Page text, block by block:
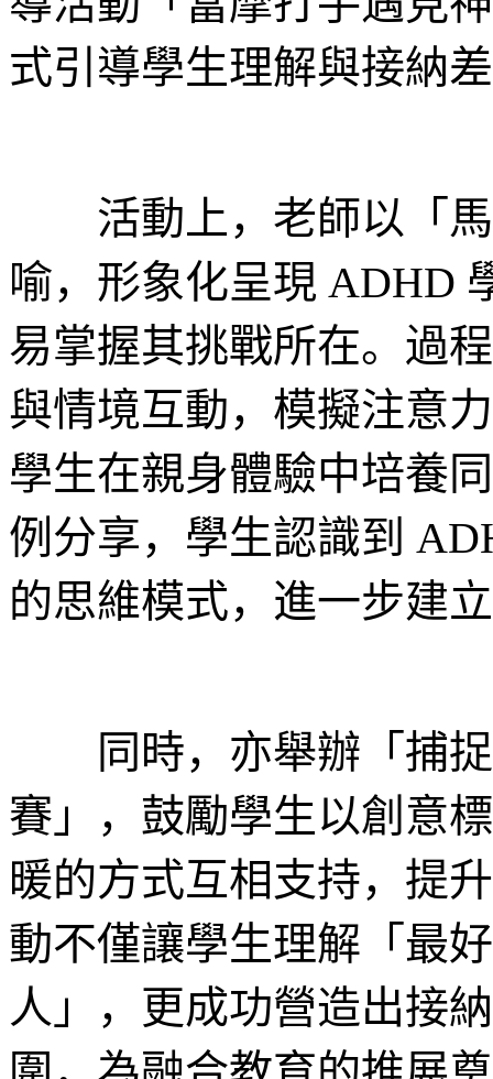
式引導學生理解與接納
活動上，老師以「馬
喻，形象化呈現 ADHD
易掌握其挑戰所在。過
與情境互動，模擬注意
學生在親身體驗中培養
例分享，學生認識到
的思維模式，進一步建
同時，亦舉辦「捕捉
賽」，鼓勵學生以創意
暖的方式互相支持，提
動不僅讓學生理解「最
人」，更成功營造出接